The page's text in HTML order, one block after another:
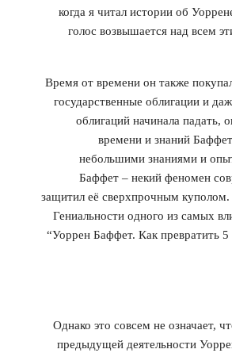
когда я читал истории об
голос возвышается над всем
Время от времени он также
государственные облигации и
облигаций начинала падать,
времени и знаний
небольшими знаниями и
Баффет – некий феномен
защитил её сверхпрочным куполом.
Гениальности одного из самых
“Уоррен Баффет. Как превратить
Однако это совсем не означает,
предыдущей деятельности